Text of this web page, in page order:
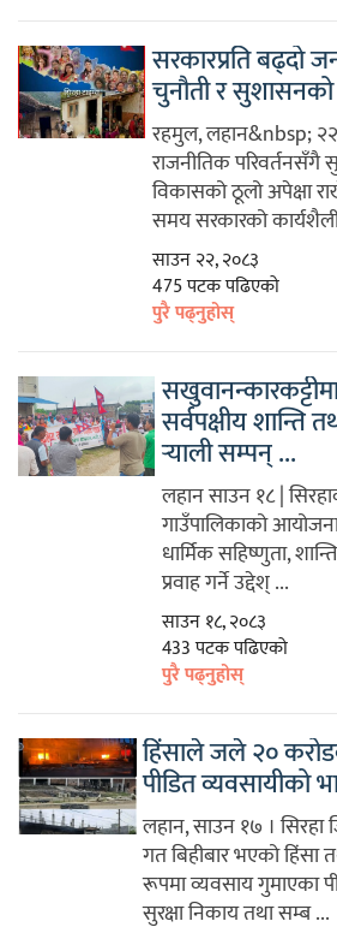
सरकारप्रति बढ्दो
चुनौती र सुशासनको
रहमुल, लहान&nbsp;
राजनीतिक परिवर्तनसँगै
विकासको ठूलो अपेक्षा
समय सरकारको
साउन २२, २०८३
475 पटक पढिएको
पुरै पढ्नुहोस्
सर्वपक्षीय शान्ति
र्‍याली सम्पन् ...
लहान साउन १८ |
गाउँपालिकाको
धार्मिक सहिष्णुता,
प्रवाह गर्ने उद्देश् ...
साउन १८, २०८३
433 पटक पढिएको
पुरै पढ्नुहोस्
हिंसाले जले २०
पीडित व्यवसायीको
लहान, साउन १७ । सिरहा
गत बिहीबार भएको हिंसा
रूपमा व्यवसाय गुमाएका
सुरक्षा निकाय तथा सम्ब ...